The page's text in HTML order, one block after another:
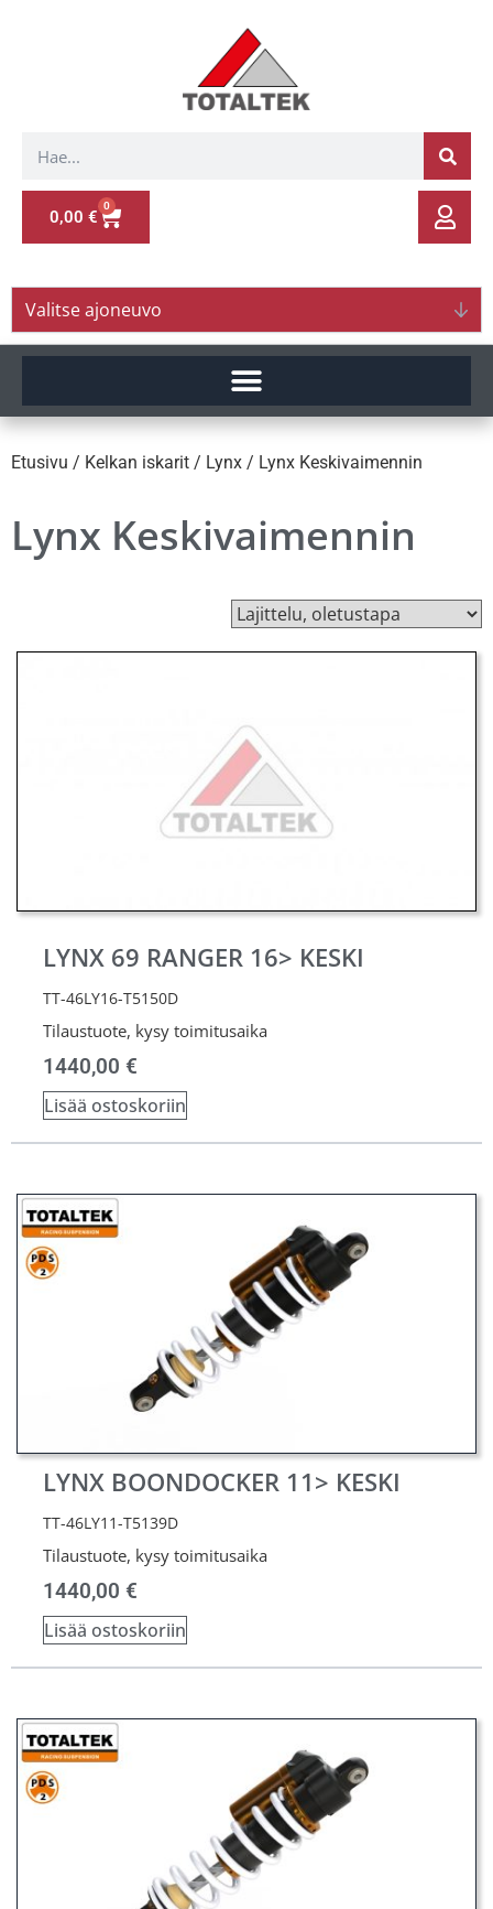
0,00 €
0
Valitse ajoneuvo
Etusivu / Kelkan iskarit / Lynx / Lynx Keskivaimennin
Lynx Keskivaimennin
LYNX 69 RANGER 16> KESKI
TT-46LY16-T5150D
Tilaustuote, kysy toimitusaika
1440,00 €
Lisää ostoskoriin
LYNX BOONDOCKER 11> KESKI
TT-46LY11-T5139D
Tilaustuote, kysy toimitusaika
1440,00 €
Lisää ostoskoriin